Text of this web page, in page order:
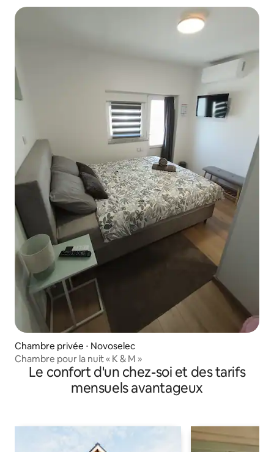
Chambre privée ⋅ Novoselec
Chambre pour la nuit « K & M »
Le confort d'un chez-soi et des tarifs
mensuels avantageux